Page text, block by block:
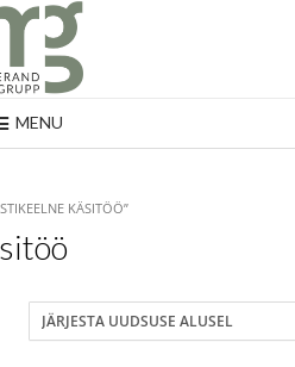
MENU
KÄSITÖÖ”